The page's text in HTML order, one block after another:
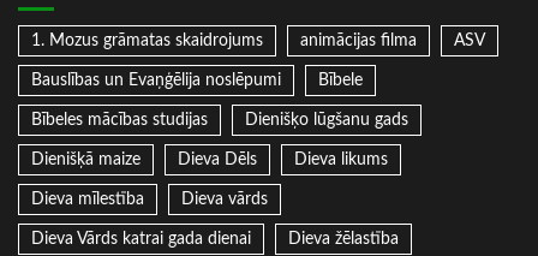
1. Mozus grāmatas skaidrojums animācijas filma ASV
Bauslības un Evaņģēlija noslēpumi Bībele
Bībeles mācības studijas Dienišķo lūgšanu gads
Dienišķā maize Dieva Dēls Dieva likums
Dieva mīlestība Dieva vārds
Dieva Vārds katrai gada dienai Dieva žēlastība